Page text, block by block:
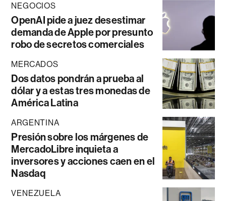
NEGOCIOS
OpenAI pide a juez desestimar
demanda de Apple por presunto
robo de secretos comerciales
MERCADOS
Dos datos pondrán a prueba al
dólar y a estas tres monedas de
América Latina
ARGENTINA
Presión sobre los márgenes de
MercadoLibre inquieta a
inversores y acciones caen en el
Nasdaq
VENEZUELA